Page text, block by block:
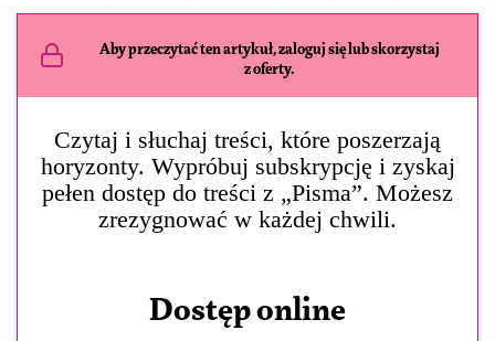
Aby przeczytać ten artykuł, zaloguj się lub skorzystaj
z oferty.
Czytaj i słuchaj treści, które poszerzają
horyzonty. Wypróbuj subskrypcję i zyskaj
pełen dostęp do treści z „Pisma”. Możesz
zrezygnować w każdej chwili.
Dostęp online